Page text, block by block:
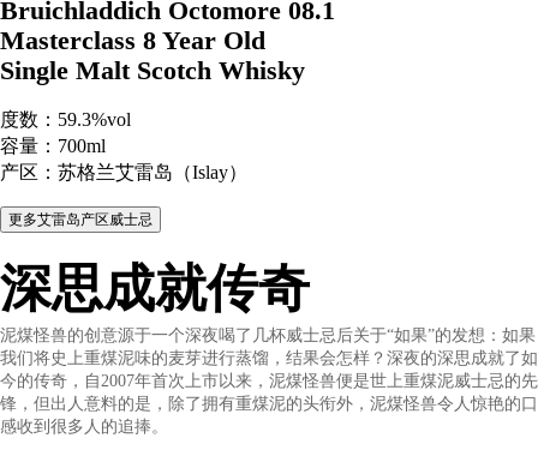
泥煤怪兽8.1版
单一麦芽威士忌
Bruichladdich Octomore 08.1
Masterclass 8 Year Old
Single Malt Scotch Whisky
度数：59.3%vol
容量：700ml
产区：苏格兰艾雷岛（Islay）